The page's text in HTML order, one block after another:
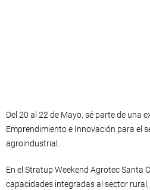
Del 20 al 22 de Mayo, sé parte de una
Emprendimiento e Innovación para el
agroindustrial.
En el Stratup Weekend Agrotec Santa
capacidades integradas al sector